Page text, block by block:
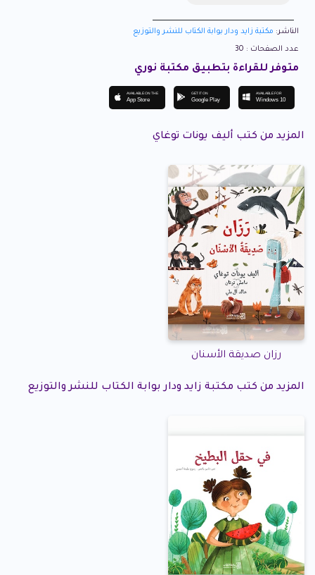
الناشر: مكتبة زايد ودار بوابة الكتاب للنشر والتوزيع
عدد الصفحات : 30
متوفر للقراءة بتطبيق مكتبة نوري
AVAILABLE ON THE
App Store
GET IT ON
Google Play
AVAILABLE FOR
Windows 10
المزيد من كتب أليف يونات توغاي
رزان صديقة الأسنان
المزيد من كتب مكتبة زايد ودار بوابة الكتاب للنشر والتوزيع